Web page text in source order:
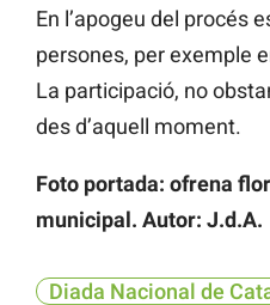
En l’apogeu del procés
persones, per exemple
La participació, no
des d’aquell moment.
Foto portada: ofrena
municipal. Autor: J.d.A.
Diada Nacional de